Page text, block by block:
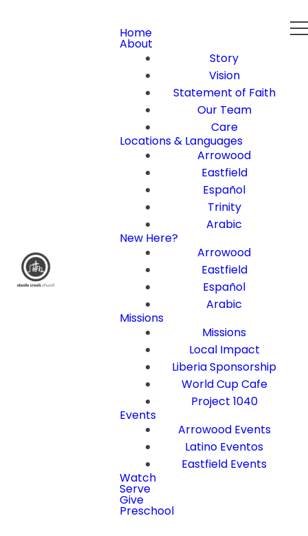
Home
About
Story
Vision
Statement of Faith
Our Team
Care
Locations & Languages
Arrowood
Eastfield
Español
Trinity
Arabic
New Here?
Arrowood
Eastfield
Español
Arabic
Missions
Missions
Local Impact
Liberia Sponsorship
World Cup Cafe
Project 1040
Events
Arrowood Events
Latino Eventos
Eastfield Events
Watch
Serve
Give
Preschool